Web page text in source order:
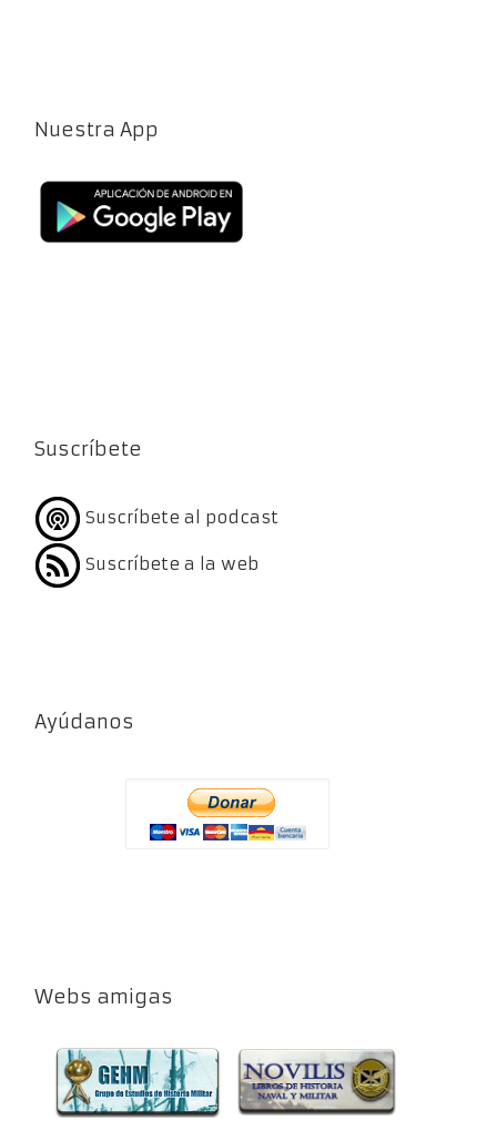
Nuestra App
Suscríbete
Suscríbete al podcast
Suscríbete a la web
Ayúdanos
Webs amigas